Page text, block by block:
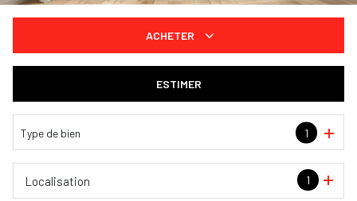
ACHETER
ESTIMER
Type de bien 1
1
Localisation